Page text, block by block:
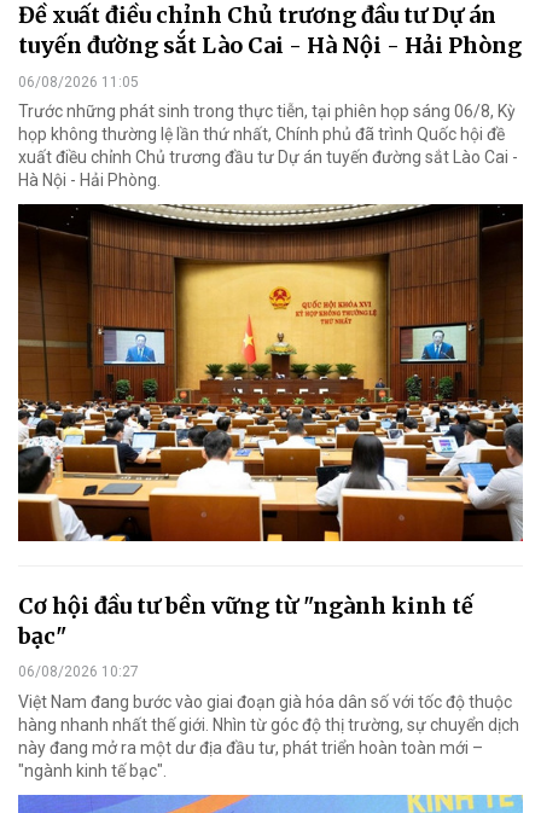
Đề xuất điều chỉnh Chủ trương đầu tư Dự án
tuyến đường sắt Lào Cai - Hà Nội - Hải Phòng
06/08/2026 11:05
Trước những phát sinh trong thực tiễn, tại phiên họp sáng 06/8, Kỳ
họp không thường lệ lần thứ nhất, Chính phủ đã trình Quốc hội đề
xuất điều chỉnh Chủ trương đầu tư Dự án tuyến đường sắt Lào Cai -
Hà Nội - Hải Phòng.
Cơ hội đầu tư bền vững từ "ngành kinh tế
bạc"
06/08/2026 10:27
Việt Nam đang bước vào giai đoạn già hóa dân số với tốc độ thuộc
hàng nhanh nhất thế giới. Nhìn từ góc độ thị trường, sự chuyển dịch
này đang mở ra một dư địa đầu tư, phát triển hoàn toàn mới –
"ngành kinh tế bạc".